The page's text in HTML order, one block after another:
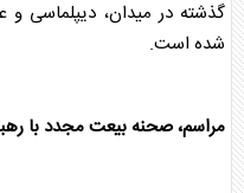
گذشته در میدان، دیپلماسی
شده است.
مراسم، صحنه بیعت مجدد با